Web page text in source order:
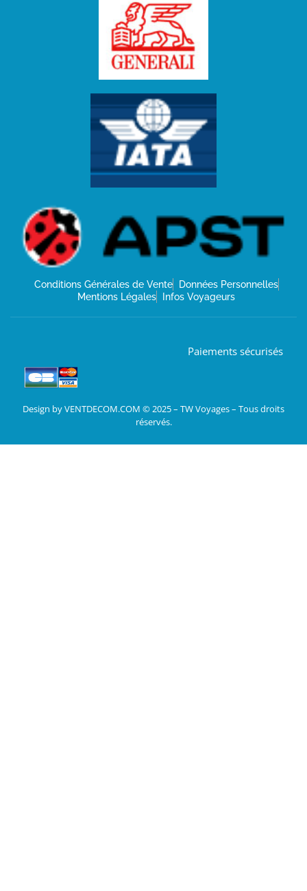
Conditions Générales de Vente
Données Personnelles
Mentions Légales
Infos Voyageurs
Paiements sécurisés
Design by VENTDECOM.COM © 2025 – TW Voyages – Tous droits
réservés.